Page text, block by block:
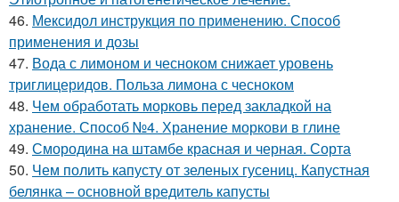
46. Мексидол инструкция по применению. Способ
применения и дозы
47. Вода с лимоном и чесноком снижает уровень
триглицеридов. Польза лимона с чесноком
48. Чем обработать морковь перед закладкой на
хранение. Способ №4. Хранение моркови в глине
49. Смородина на штамбе красная и черная. Сорта
50. Чем полить капусту от зеленых гусениц. Капустная
белянка – основной вредитель капусты